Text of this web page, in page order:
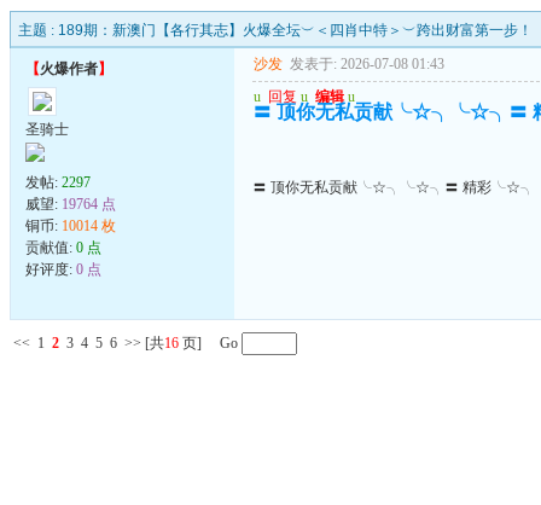
主题 : 189期：新澳门【各行其志】火爆全坛︶＜四肖中特＞︶跨出财富第一步！
【火爆作者】
圣骑士
发帖: 2297
威望: 19764 点
铜币: 10014 枚
贡献值: 0 点
好评度: 0 点
沙发 发表于: 2026-07-08 01:43
u 回复 u 编辑 u
〓 顶你无私贡献╰☆╮╰☆╮
〓 顶你无私贡献╰☆╮╰☆╮〓 精彩
<< 1 2 3 4 5 6 >> [共16 页] Go